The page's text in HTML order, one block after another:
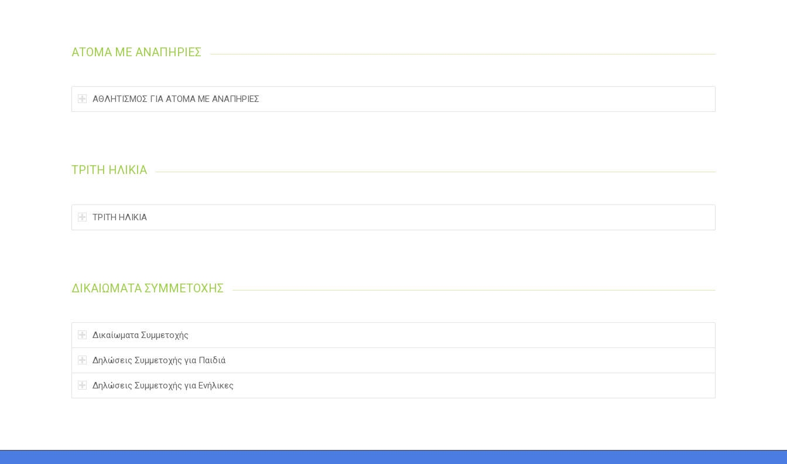
ΑΤΟΜΑ ΜΕ ΑΝΑΠΗΡΙΕΣ
ΑΘΛΗΤΙΣΜΟΣ ΓΙΑ ΑΤΟΜΑ ΜΕ ΑΝΑΠΗΡΙΕΣ
ΤΡΙΤΗ ΗΛΙΚΙΑ
ΤΡΙΤΗ ΗΛΙΚΙΑ
ΔΙΚΑΙΩΜΑΤΑ ΣΥΜΜΕΤΟΧΗΣ
Δικαίωματα Συμμετοχής
Δηλώσεις Συμμετοχής για Παιδιά
Δηλώσεις Συμμετοχής για Ενήλικες